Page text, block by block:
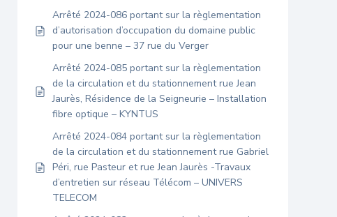
Arrêté 2024-086 portant sur la règlementation
d’autorisation d’occupation du domaine public
pour une benne – 37 rue du Verger
Arrêté 2024-085 portant sur la règlementation
de la circulation et du stationnement rue Jean
Jaurès, Résidence de la Seigneurie – Installation
fibre optique – KYNTUS
Arrêté 2024-084 portant sur la règlementation
de la circulation et du stationnement rue Gabriel
Péri, rue Pasteur et rue Jean Jaurès -Travaux
d’entretien sur réseau Télécom – UNIVERS
TELECOM